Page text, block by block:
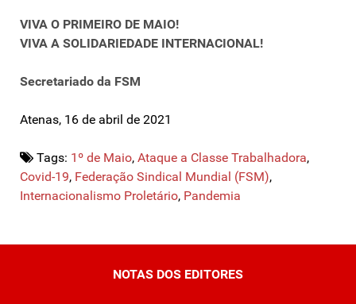
VIVA O PRIMEIRO DE MAIO!
VIVA A SOLIDARIEDADE INTERNACIONAL!
Secretariado da FSM
Atenas, 16 de abril de 2021
Tags: 1º de Maio, Ataque a Classe Trabalhadora,
Covid-19, Federação Sindical Mundial (FSM),
Internacionalismo Proletário, Pandemia
NOTAS DOS EDITORES